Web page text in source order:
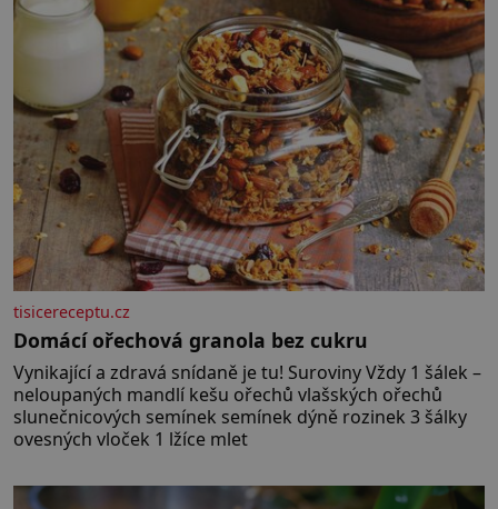
tisicereceptu.cz
Domácí ořechová granola bez cukru
Vynikající a zdravá snídaně je tu! Suroviny Vždy 1 šálek –
neloupaných mandlí kešu ořechů vlašských ořechů
slunečnicových semínek semínek dýně rozinek 3 šálky
ovesných vloček 1 lžíce mlet